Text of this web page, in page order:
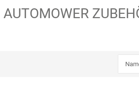
AUTOMOWER